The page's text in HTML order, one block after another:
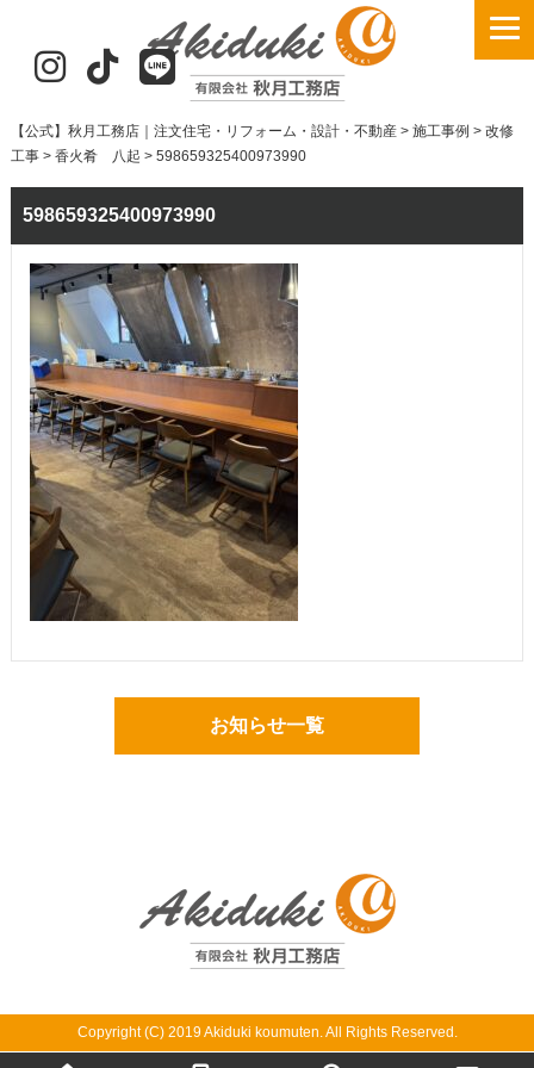
【公式】秋月工務店｜注文住宅・リフォーム・設計・不動産> 施工事例 > 改修
工事> 香火肴 八起 > 598659325400973990
598659325400973990
お知らせ一覧
Copyright (C) 2019 Akiduki koumuten. All Rights Reserved.